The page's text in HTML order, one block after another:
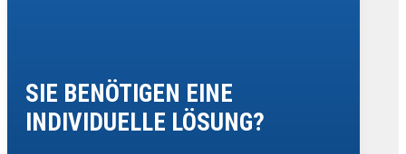
SIE BENÖTIGEN EINE
INDIVIDUELLE LÖSUNG?